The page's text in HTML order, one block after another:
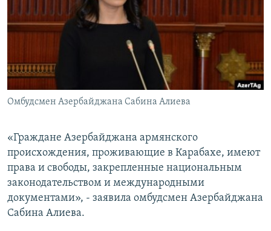
Հայերեն
Русский
Все сайты Радио Азатутюн
Омбудсмен Азербайджана Сабина Алиева
«Граждане Азербайджана армянского
происхождения, проживающие в Карабахе, имеют
права и свободы, закрепленные национальным
законодательством и международными
документами», - заявила омбудсмен Азербайджана
Сабина Алиева.